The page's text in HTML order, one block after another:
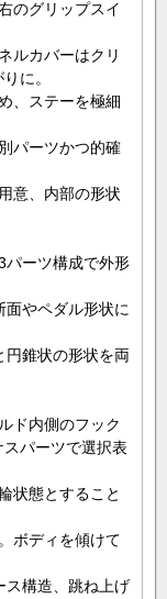
のグリップスイ
ルカバーはクリ
に。
、ステーを極細
パーツかつ的確
意、内部の形状
パーツ構成で外形
やペダル形状に
円錐状の形状を両
ド内側のフック
パーツで選択表
状態とすること
ボディを傾けて
ス構造、跳ね上げ